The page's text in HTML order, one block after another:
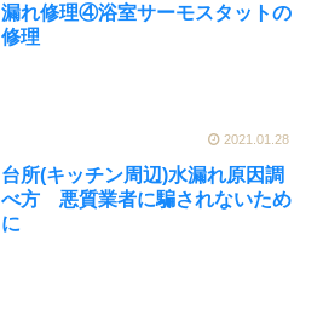
漏れ修理④浴室サーモスタットの
修理
2021.01.28
台所(キッチン周辺)水漏れ原因調
べ方 悪質業者に騙されないため
に